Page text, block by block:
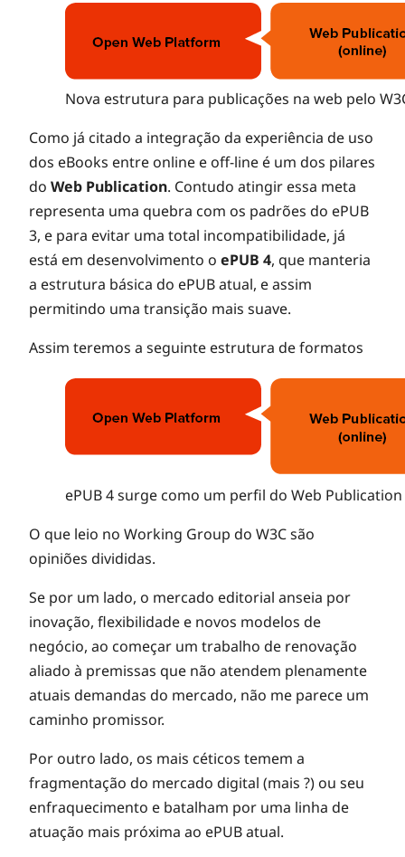
Nova estrutura para publicações na web pelo
Como já citado a integração da experiência de uso
dos eBooks entre online e off-line é um dos pilares
do Web Publication. Contudo atingir essa meta
representa uma quebra com os padrões do ePUB
3, e para evitar uma total incompatibilidade, já
está em desenvolvimento o ePUB 4, que manteria
a estrutura básica do ePUB atual, e assim
permitindo uma transição mais suave.
Assim teremos a seguinte estrutura de formatos
ePUB 4 surge como um perfil do Web
O que leio no Working Group do W3C são
opiniões divididas.
Se por um lado, o mercado editorial anseia por
inovação, flexibilidade e novos modelos de
negócio, ao começar um trabalho de renovação
aliado à premissas que não atendem plenamente
atuais demandas do mercado, não me parece um
caminho promissor.
Por outro lado, os mais céticos temem a
fragmentação do mercado digital (mais ?) ou seu
enfraquecimento e batalham por uma linha de
atuação mais próxima ao ePUB atual.